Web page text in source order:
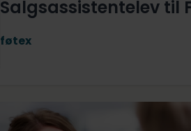
Salgsassistentelev til
føtex